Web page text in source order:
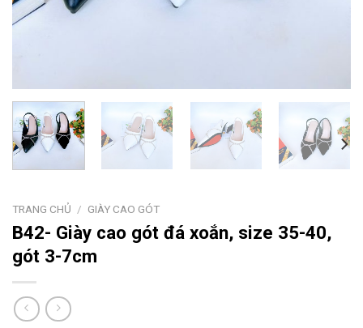
TRANG CHỦ / GIÀY CAO GÓT
B42- Giày cao gót đá xoắn, size 35-40,
gót 3-7cm